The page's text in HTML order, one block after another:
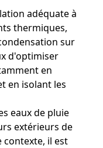
adéquate à
thermiques,
sur
d'optimiser
en
en isolant les
eaux de pluie
extérieurs de
contexte, il est